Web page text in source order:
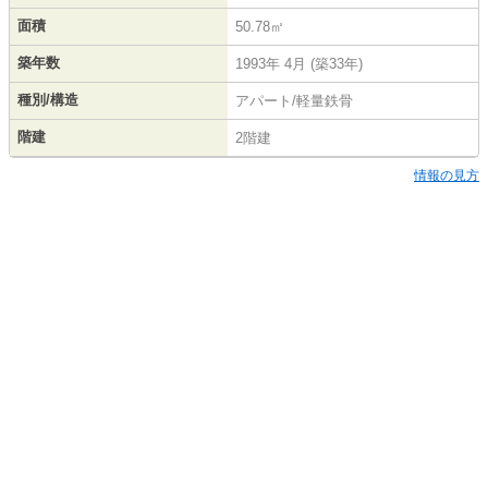
面積 50.78㎡
築年数 1993年 4月 (築33年)
種別/構造 アパート/軽量鉄骨
階建 2階建
情報の見方